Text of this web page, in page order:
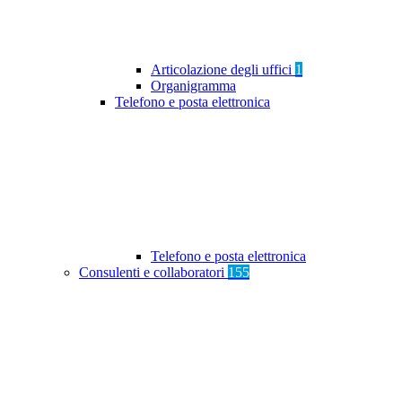
Articolazione degli uffici 1
Organigramma
Telefono e posta elettronica
Telefono e posta elettronica
Consulenti e collaboratori 155